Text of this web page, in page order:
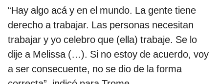
“Hay algo acá y en el mundo. La gente tiene
derecho a trabajar. Las personas necesitan
trabajar y yo celebro que (ella) trabaje. Se lo
dije a Melissa (…). Si no estoy de acuerdo, voy
a ser consecuente, no se dio de la forma